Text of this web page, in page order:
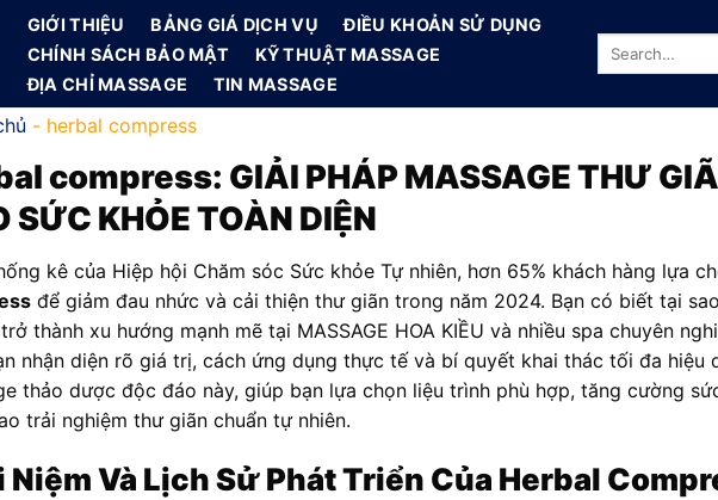
GIỚI THIỆU BẢNG GIÁ DỊCH VỤ
ĐIỀU KHOẢN SỬ DỤNG
CHÍNH SÁCH BẢO MẬT
KỸ THUẬT MASSAGE
ĐỊA CHỈ MASSAGE
TIN MASSAGE
- herbal compress
compress: GIẢI PHÁP MASSAGE THƯ
SỨC KHỎE TOÀN DIỆN
kê của Hiệp hội Chăm sóc Sức khỏe Tự nhiên, hơn 65% khách hàng lựa
để giảm đau nhức và cải thiện thư giãn trong năm 2024. Bạn có biết tại
thành xu hướng mạnh mẽ tại MASSAGE HOA KIỀU và nhiều spa chuyên
nhận diện rõ giá trị, cách ứng dụng thực tế và bí quyết khai thác tối đa hiệu
thảo dược độc đáo này, giúp bạn lựa chọn liệu trình phù hợp, tăng cường
trải nghiệm thư giãn chuẩn tự nhiên.
Niệm Và Lịch Sử Phát Triển Của Herbal